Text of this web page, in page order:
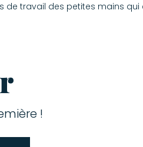
de travail des petites mains
!